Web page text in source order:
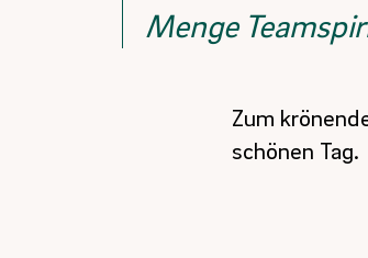
Menge
Zum
schönen Tag.